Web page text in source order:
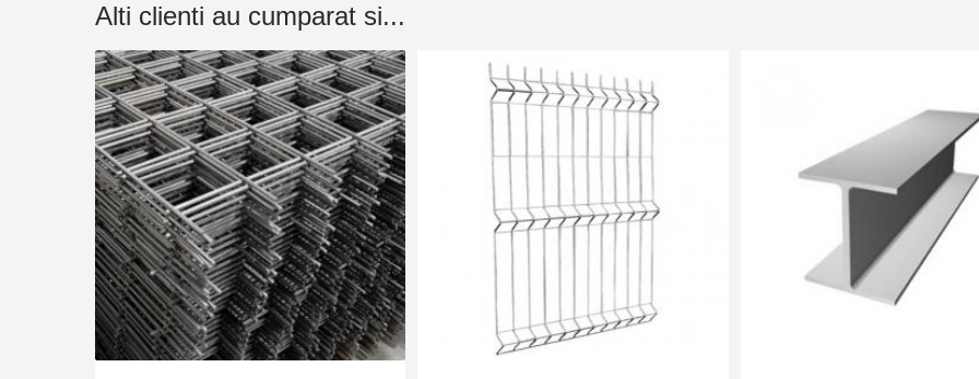
Alti clienti au cumparat si...